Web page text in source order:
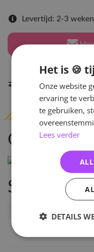
Levertijd: 2-3 weken
Indien op voorraad
Artikelnummer
EAN nummer
Het is 🍪
Onze website
ervaring te
te gebruiken,
Lees verder
DETAILS